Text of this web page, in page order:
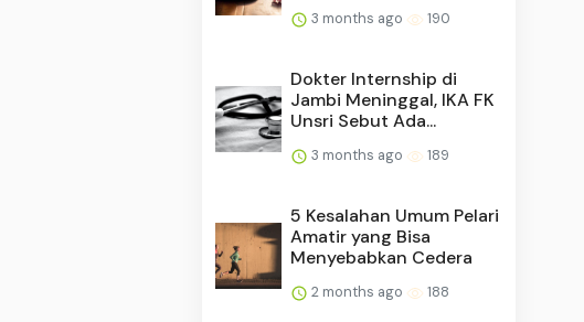
3 months ago 190
Dokter Internship di
Jambi Meninggal, IKA FK
Unsri Sebut Ada...
3 months ago 189
5 Kesalahan Umum Pelari
Amatir yang Bisa
Menyebabkan Cedera
2 months ago 188